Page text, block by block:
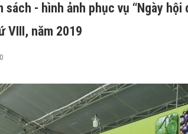
sách - hình ảnh phục vụ “Ngày
VIII, năm 2019
0